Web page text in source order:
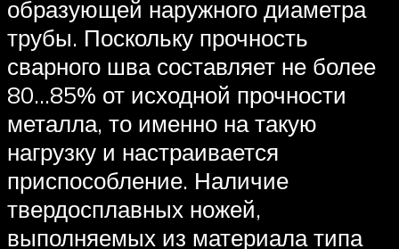
образующей наружного диаметра
трубы. Поскольку прочность
сварного шва составляет не более
80…85% от исходной прочности
металла, то именно на такую
нагрузку и настраивается
приспособление. Наличие
твердосплавных ножей,
выполняемых из материала типа